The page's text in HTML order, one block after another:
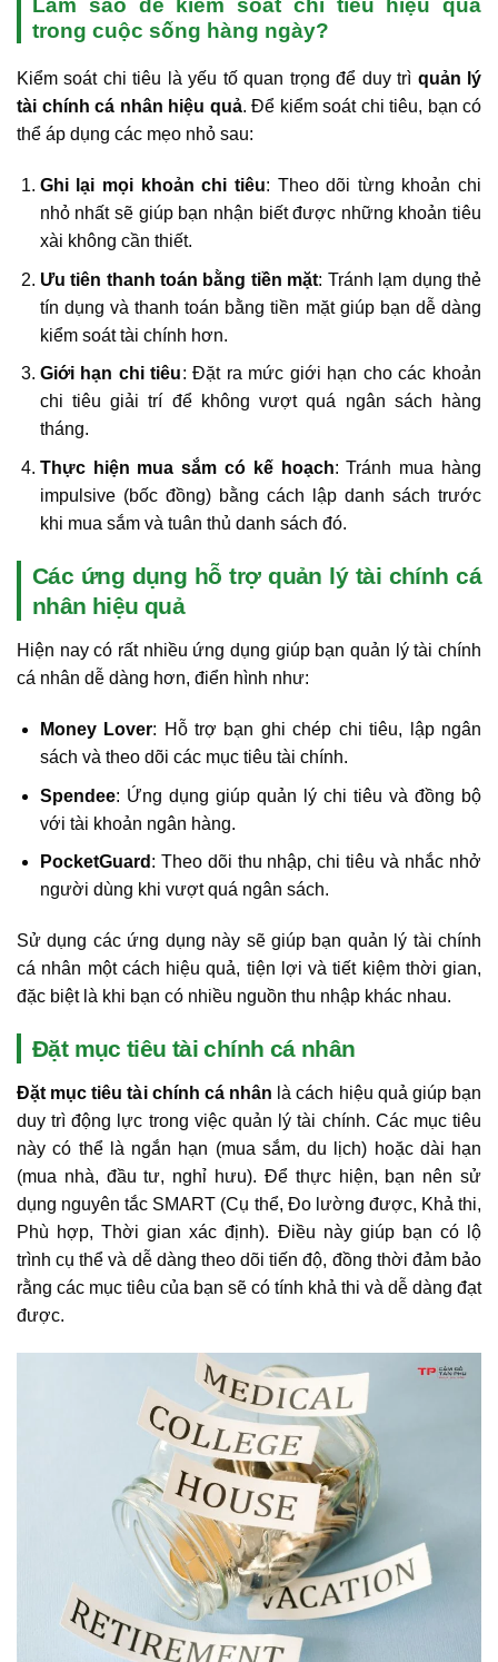
Làm sao để kiểm soát chi tiêu hiệu quả
trong cuộc sống hàng ngày?
Kiểm soát chi tiêu là yếu tố quan trọng để duy trì quản lý
tài chính cá nhân hiệu quả. Để kiểm soát chi tiêu, bạn có
thể áp dụng các mẹo nhỏ sau:
Ghi lại mọi khoản chi tiêu: Theo dõi từng khoản chi
nhỏ nhất sẽ giúp bạn nhận biết được những khoản tiêu
xài không cần thiết.
Ưu tiên thanh toán bằng tiền mặt: Tránh lạm dụng thẻ
tín dụng và thanh toán bằng tiền mặt giúp bạn dễ dàng
kiểm soát tài chính hơn.
Giới hạn chi tiêu: Đặt ra mức giới hạn cho các khoản
chi tiêu giải trí để không vượt quá ngân sách hàng
tháng.
Thực hiện mua sắm có kế hoạch: Tránh mua hàng
impulsive (bốc đồng) bằng cách lập danh sách trước
khi mua sắm và tuân thủ danh sách đó.
Các ứng dụng hỗ trợ quản lý tài chính cá
nhân hiệu quả
Hiện nay có rất nhiều ứng dụng giúp bạn quản lý tài chính
cá nhân dễ dàng hơn, điển hình như:
Money Lover: Hỗ trợ bạn ghi chép chi tiêu, lập ngân
sách và theo dõi các mục tiêu tài chính.
Spendee: Ứng dụng giúp quản lý chi tiêu và đồng bộ
với tài khoản ngân hàng.
PocketGuard : Theo dõi thu nhập, chi tiêu và nhắc nhở
người dùng khi vượt quá ngân sách.
Sử dụng các ứng dụng này sẽ giúp bạn quản lý tài chính
cá nhân một cách hiệu quả, tiện lợi và tiết kiệm thời gian,
đặc biệt là khi bạn có nhiều nguồn thu nhập khác nhau.
Đặt mục tiêu tài chính cá nhân
Đặt mục tiêu tài chính cá nhân là cách hiệu quả giúp bạn
duy trì động lực trong việc quản lý tài chính. Các mục tiêu
này có thể là ngắn hạn (mua sắm, du lịch) hoặc dài hạn
(mua nhà, đầu tư, nghỉ hưu). Để thực hiện, bạn nên sử
dụng nguyên tắc SMART (Cụ thể, Đo lường được, Khả thi,
Phù hợp, Thời gian xác định). Điều này giúp bạn có lộ
trình cụ thể và dễ dàng theo dõi tiến độ, đồng thời đảm bảo
rằng các mục tiêu của bạn sẽ có tính khả thi và dễ dàng đạt
được.